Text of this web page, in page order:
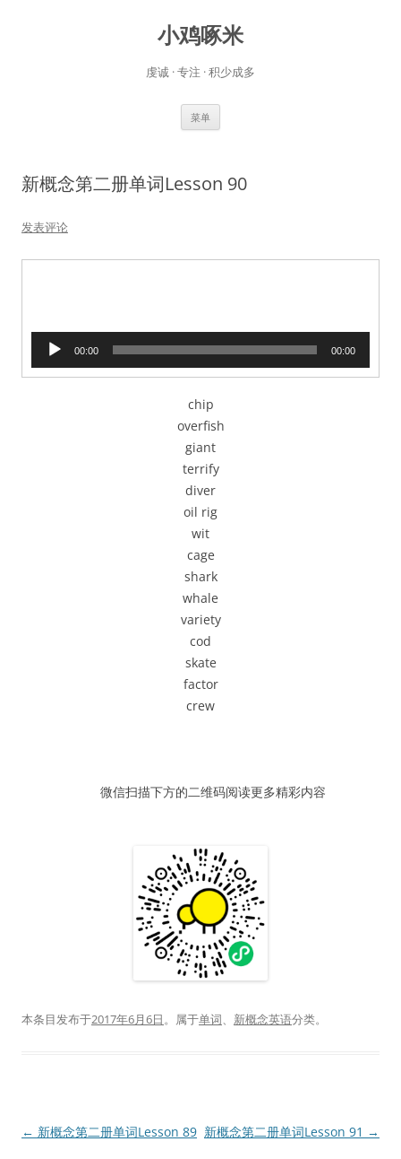
小鸡啄米
虔诚 · 专注 · 积少成多
菜单
新概念第二册单词Lesson 90
发表评论
播
00:00 00:00
chip
overfish
giant
terrify
diver
oil rig
wit
cage
shark
whale
variety
cod
skate
factor
crew
微信扫描下方的二维码阅读更多精彩内容
本条目发布于2017年6月6日。属于单词、 新概念英语分类。
文
← 新概念第二册单词Lesson 89 新概念第二册单词Lesson 91 →